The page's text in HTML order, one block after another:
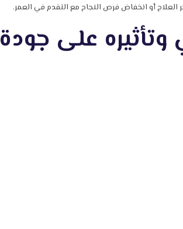
العلاج أو انخفاض فرص النجاح مع التقدم في العمر.
وتأثيره على جودة